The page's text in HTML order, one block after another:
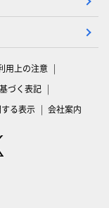
用上の注意
づく表記
る表示 会社案内